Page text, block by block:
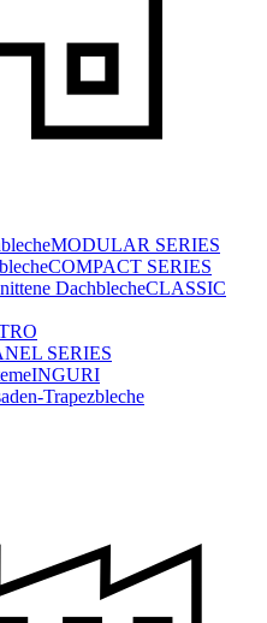
MODULAR SERIES
COMPACT SERIES
DachblecheCLASSIC
SERIES
INGURI
Trapezbleche